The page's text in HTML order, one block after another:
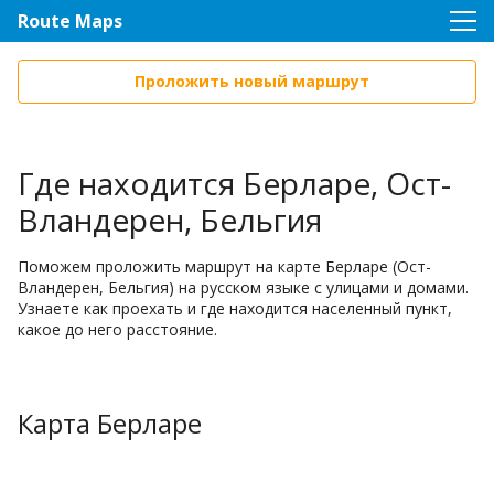
Route Maps
Проложить новый маршрут
Где находится Берларе, Ост-
Вландерен, Бельгия
Поможем проложить маршрут на карте Берларе (Ост-
Вландерен, Бельгия) на русском языке с улицами и домами.
Узнаете как проехать и где находится населенный пункт,
какое до него расстояние.
Карта Берларе